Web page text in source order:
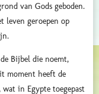
van Gods geboden.
leven geroepen op
Bijbel die noemt,
moment heeft de
in Egypte toegepast